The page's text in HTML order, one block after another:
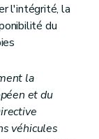
de longue durée
l'intégrité, la
du
la
et du
véhicules